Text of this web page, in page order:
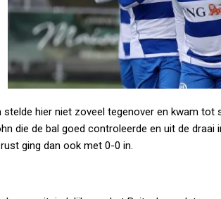
hier niet zoveel tegenover en kwam tot
die de bal goed controleerde en uit de draai
ging dan ook met 0-0 in.